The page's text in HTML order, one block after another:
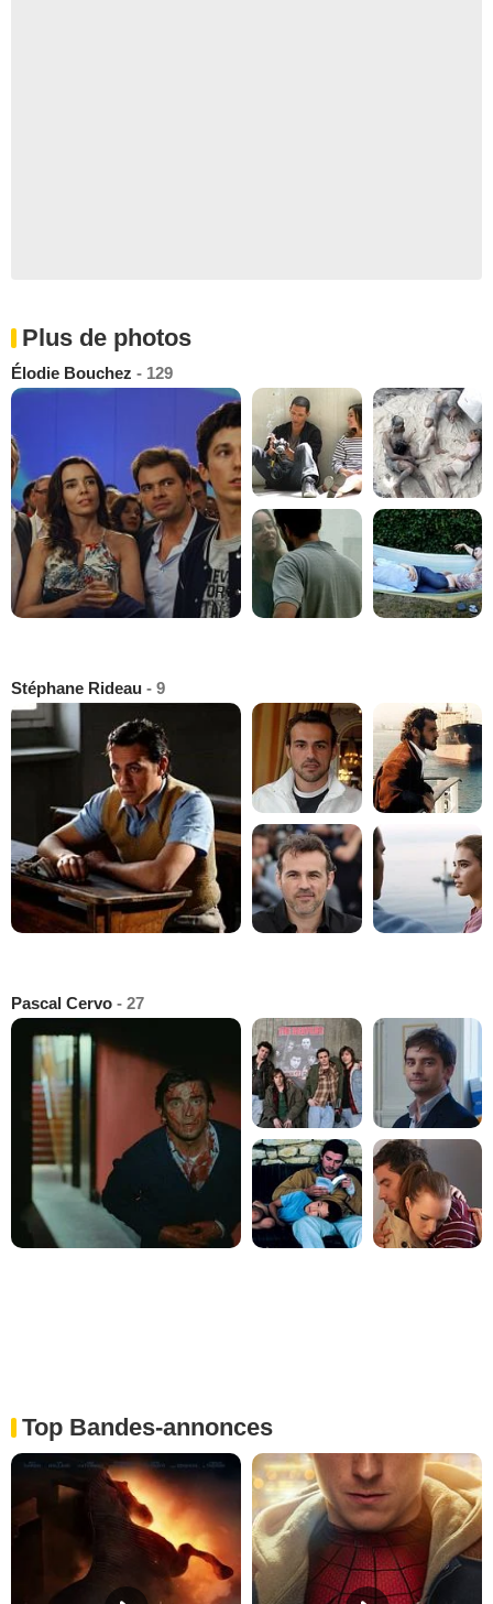
Plus de photos
Élodie Bouchez - 129
Stéphane Rideau - 9
Pascal Cervo - 27
Top Bandes-annonces